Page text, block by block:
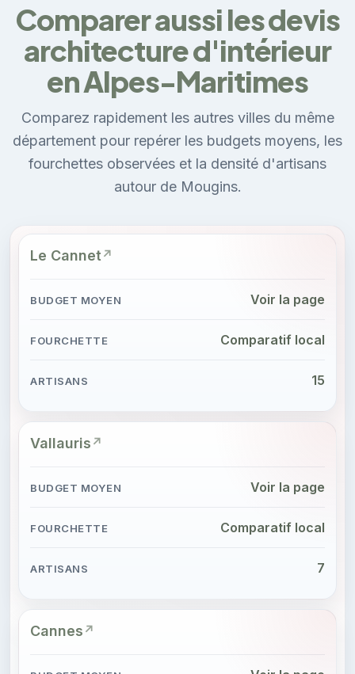
Comparer aussi les devis
architecture d'intérieur
en Alpes-Maritimes
Comparez rapidement les autres villes du même
département pour repérer les budgets moyens, les
fourchettes observées et la densité d'artisans
autour de Mougins.
Le Cannet
Voir la page
Comparatif local
15
Vallauris
Voir la page
Comparatif local
7
Cannes